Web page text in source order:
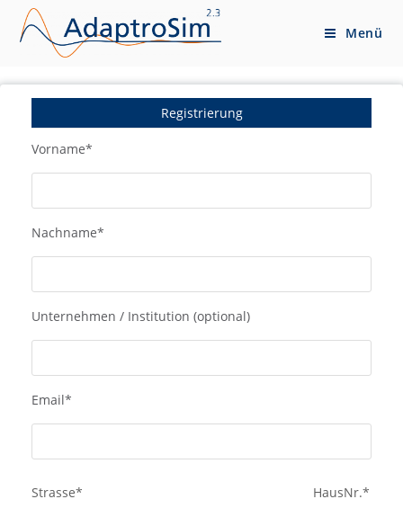
Menü
Registrierung
Vorname*
Nachname*
Unternehmen / Institution (optional)
Email*
Strasse* HausNr.*